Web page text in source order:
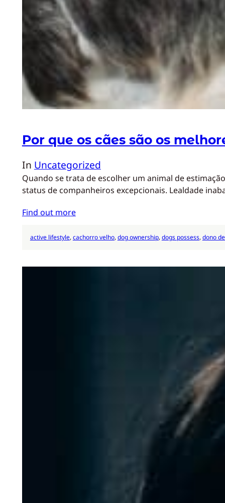
Por que os cães são os
In Uncategorized
Quando se trata de escolher um animal de
status de companheiros excepcionais. Lealdade
Find out more
active lifestyle, cachorro velho, dog ownership, dogs possess, dono